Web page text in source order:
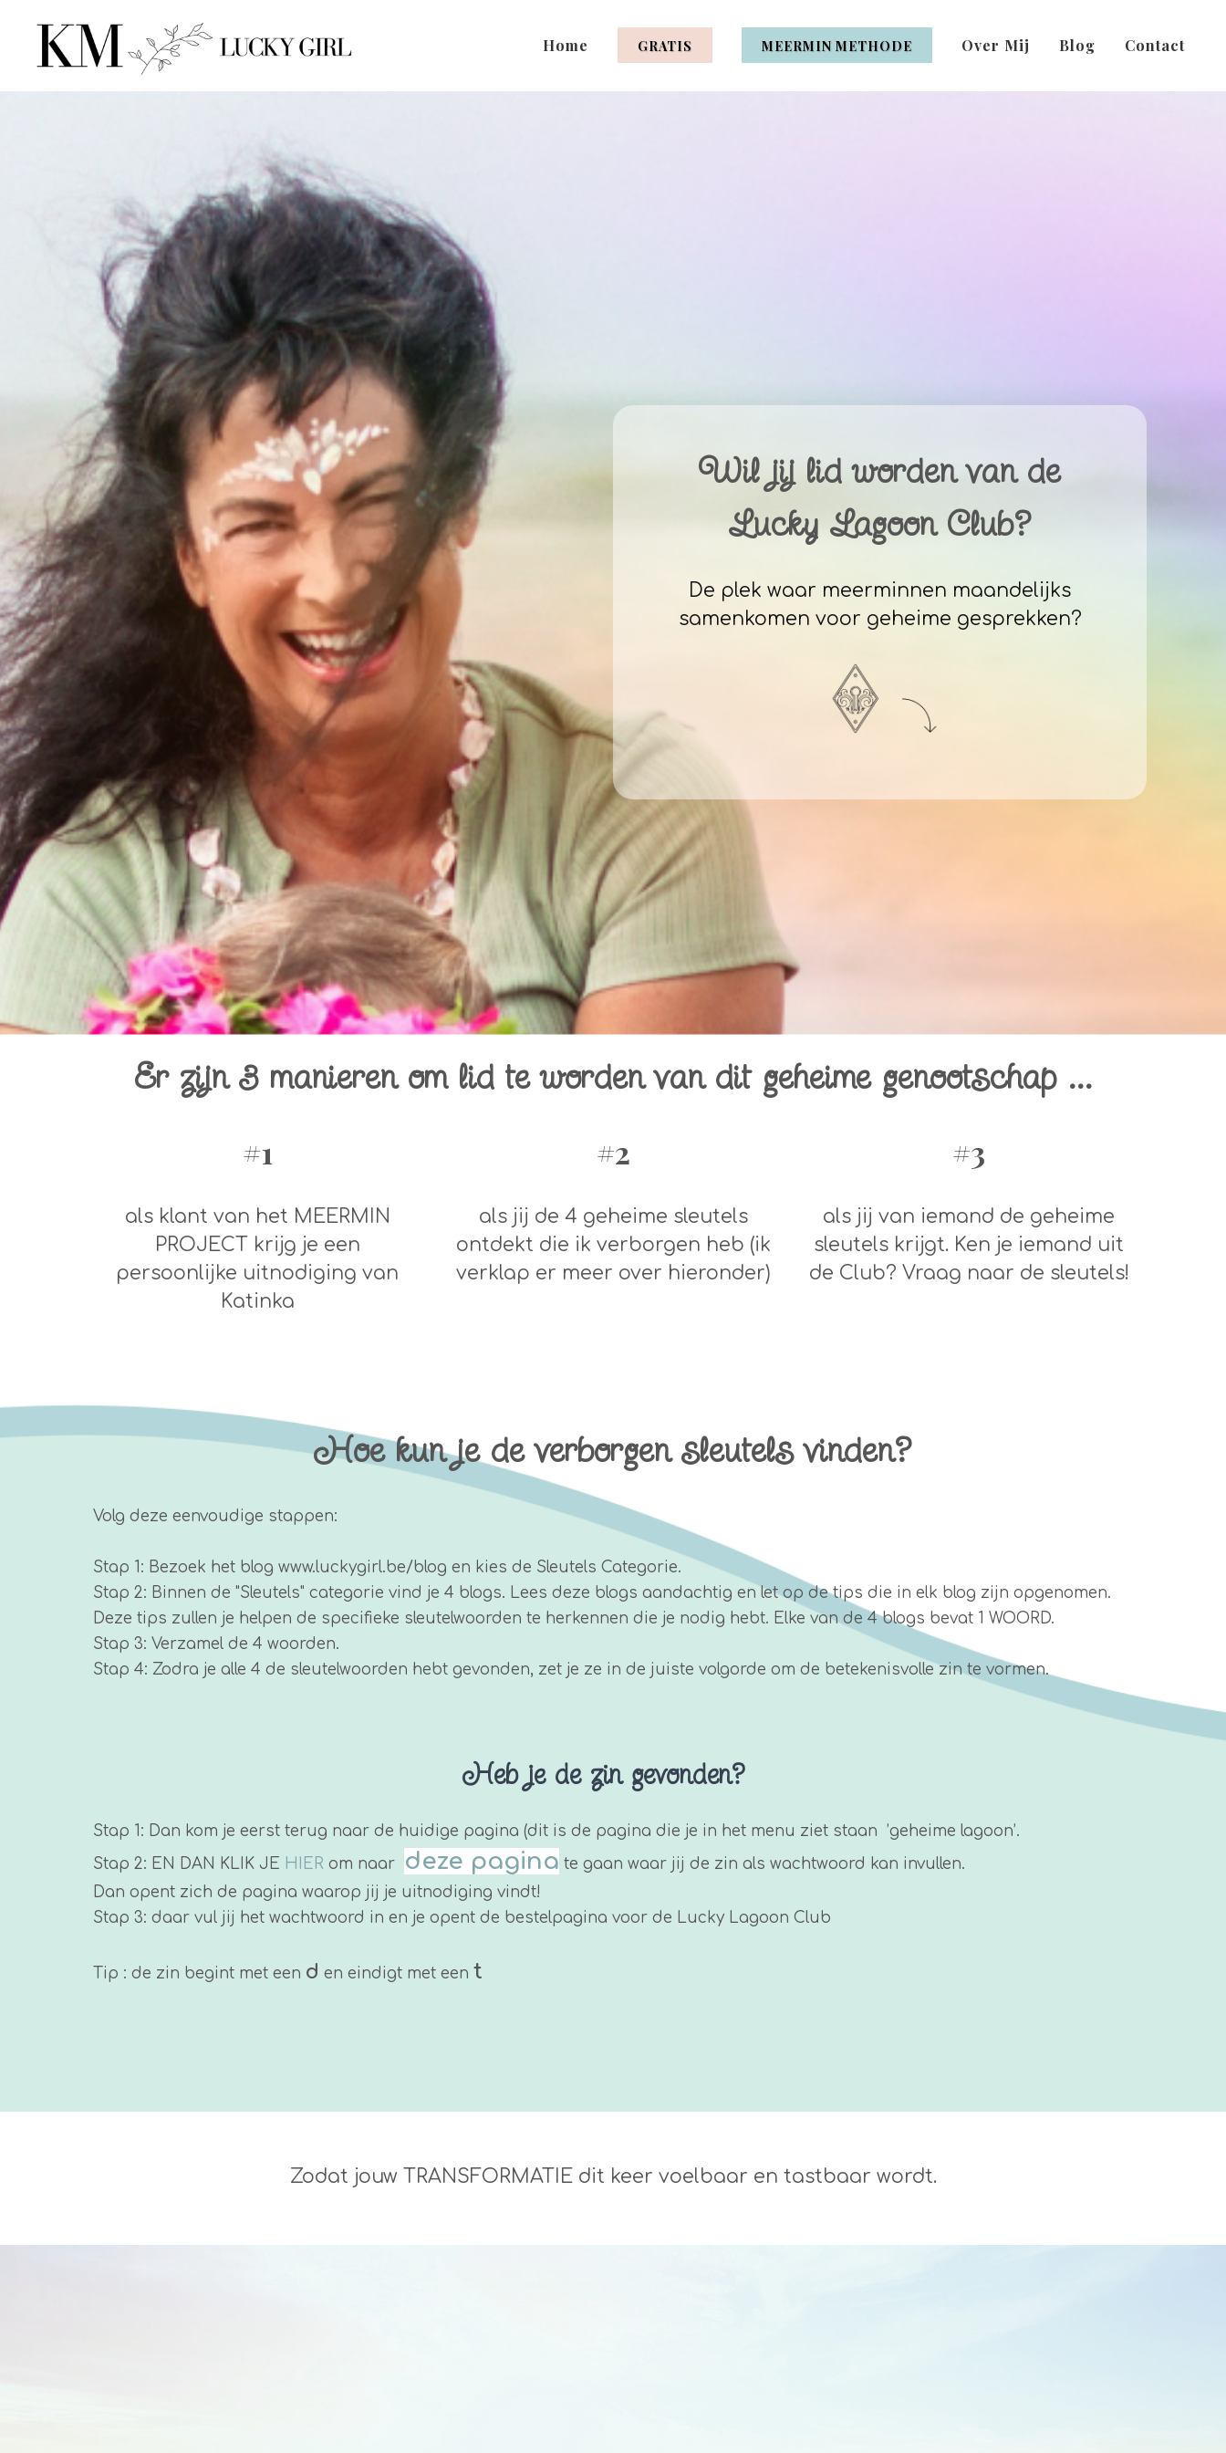
Home GRATIS MEERMIN METHODE Over Mij Blog Contact
Wil jij lid worden van de
Lucky Lagoon Club?
De plek waar meerminnen maandelijks
samenkomen voor geheime gesprekken?
Er zijn 3 manieren om lid te worden van dit geheime genootschap ...
#1
als klant van het MEERMIN
PROJECT krijg je een
persoonlijke uitnodiging van
Katinka
#2
als jij de 4 geheime sleutels
ontdekt die ik verborgen heb (ik
verklap er meer over hieronder)
#3
als jij van iemand de geheime
sleutels krijgt. Ken je iemand uit
de Club? Vraag naar de sleutels!
Hoe kun je de verborgen sleutels vinden?
Volg deze eenvoudige stappen:
Stap 1: Bezoek het blog www.luckygirl.be/blog en kies de Sleutels Categorie.
Stap 2: Binnen de "Sleutels" categorie vind je 4 blogs. Lees deze blogs aandachtig en let op de tips die in elk blog zijn opgenomen.
Deze tips zullen je helpen de specifieke sleutelwoorden te herkennen die je nodig hebt. Elke van de 4 blogs bevat 1 WOORD.
Stap 3: Verzamel de 4 woorden.
Stap 4: Zodra je alle 4 de sleutelwoorden hebt gevonden, zet je ze in de juiste volgorde om de betekenisvolle zin te vormen.
Heb je de zin gevonden?
Stap 1: Dan kom je eerst terug naar de huidige pagina (dit is de pagina die je in het menu ziet staan ’geheime lagoon’.
Stap 2: EN DAN KLIK JE HIER om naar deze pagina te gaan waar jij de zin als wachtwoord kan invullen.
Dan opent zich de pagina waarop jij je uitnodiging vindt!
Stap 3: daar vul jij het wachtwoord in en je opent de bestelpagina voor de Lucky Lagoon Club
Tip : de zin begint met een d en eindigt met een t
Zodat jouw TRANSFORMATIE dit keer voelbaar en tastbaar wordt.